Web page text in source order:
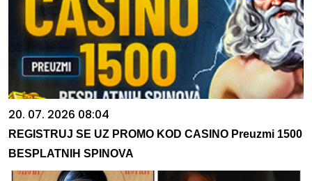
20. 07. 2026 08:04
REGISTRUJ SE UZ PROMO KOD CASINO Preuzmi 1500
BESPLATNIH SPINOVA